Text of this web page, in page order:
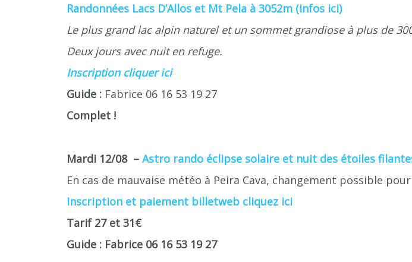
Randonnées Lacs D’Allos et Mt Pela à 3052m (infos ici)
Le plus grand lac alpin naturel et un sommet grandiose à plus de
Deux jours avec nuit en refuge.
Inscription cliquer ici
Guide : Fabrice 06 16 53 19 27
Complet !
Mardi 12/08 – Astro rando éclipse solaire et nuit des étoiles
En cas de mauvaise météo à Peira Cava, changement possible
Inscription et paiement billetweb cliquez ici
Tarif 27 et 31€
Guide : Fabrice 06 16 53 19 27